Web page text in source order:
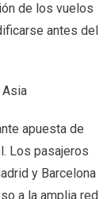
de los vuelos
antes del
Asia
apuesta de
Los pasajeros
y Barcelona
a la amplia red